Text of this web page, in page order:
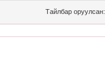
Тайлбар оруулсан: